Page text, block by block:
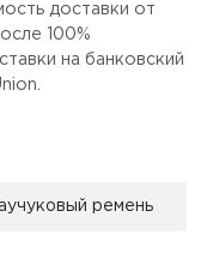
доставки от
100%
на банковский
ремень